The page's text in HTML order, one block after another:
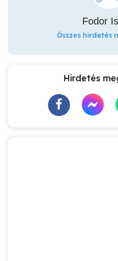
Fodor
Összes hirdetés
Hirdetés